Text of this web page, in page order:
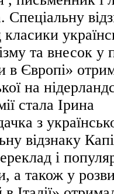
та внесок у
в Європі»
на
стала Ірина
з
відзнаку
і
а також у